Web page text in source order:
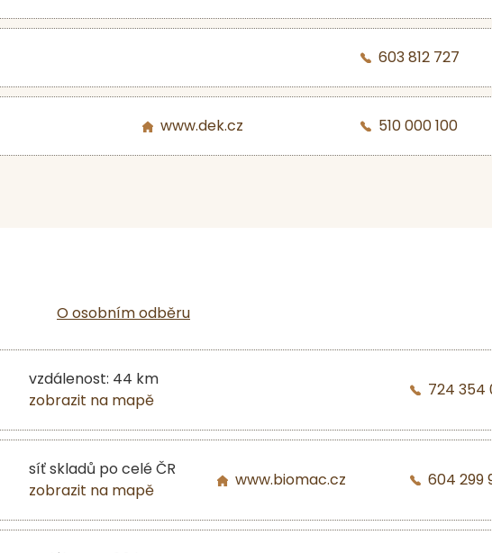
603 812 727
www.dek.cz 510 000 100
O osobním odběru
vzdálenost: 44 km
zobrazit na mapě
724 354
síť skladů po celé ČR
zobrazit na mapě
www.biomac.cz 604 299